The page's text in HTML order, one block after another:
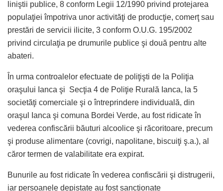
liniştii publice, 8 conform Legii 12/1990 privind protejarea
populaţiei împotriva unor activităţi de producţie, comerţ sau
prestări de servicii ilicite, 3 conform O.U.G. 195/2002
privind circulaţia pe drumurile publice şi două pentru alte
abateri.
În urma controalelor efectuate de poliţişti de la Poliţia
oraşului Ianca şi Secţia 4 de Poliţie Rurală Ianca, la 5
societăţi comerciale şi o întreprindere individuală, din
oraşul Ianca şi comuna Bordei Verde, au fost ridicate în
vederea confiscării băuturi alcoolice şi răcoritoare, precum
şi produse alimentare (covrigi, napolitane, biscuiţi ş.a.), al
căror termen de valabilitate era expirat.
Bunurile au fost ridicate în vederea confiscării şi distrugerii,
iar persoanele depistate au fost sancţionate